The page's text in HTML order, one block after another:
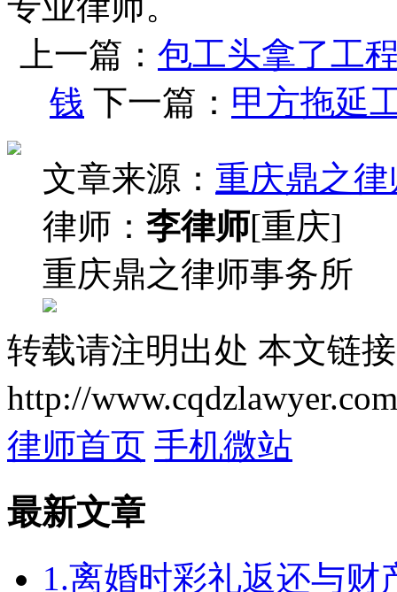
上一篇： 包工头拿了工
钱 下一篇： 甲方拖延
文章来源： 重庆鼎之
律师： 李律师[重庆]
重庆鼎之律师事务所
转载请注明出处 本文链
http://
律师首页 手机微站
最新文章
1.离婚时彩礼返还与财